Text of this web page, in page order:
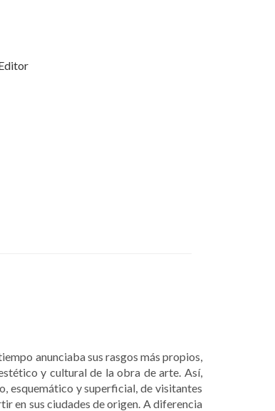
anunciaba sus rasgos más propios,
y cultural de la obra de arte. Así,
esquemático y superficial, de visitantes
en sus ciudades de origen. A diferencia